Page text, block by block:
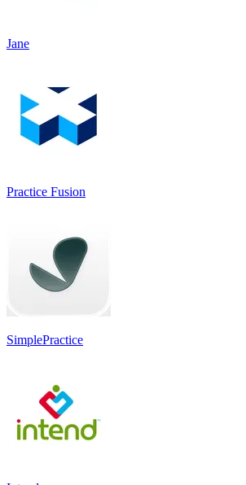
Jane
Practice Fusion
SimplePractice